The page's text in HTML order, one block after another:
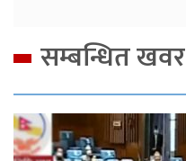
सम्बन्धित खवर